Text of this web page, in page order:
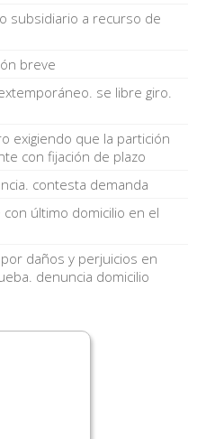
subsidiario a recurso de
breve
se libre giro.
exigiendo que la partición
con fijación de plazo
contesta demanda
último domicilio en el
daños y perjuicios en
denuncia domicilio